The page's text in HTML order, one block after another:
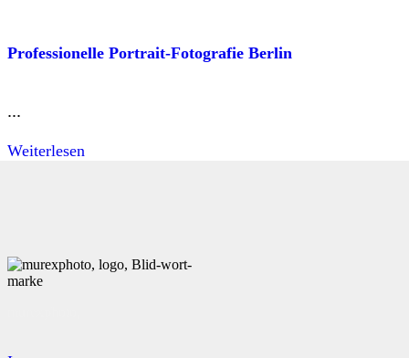
Professionelle Portrait-Fotografie Berlin
...
Weiterlesen